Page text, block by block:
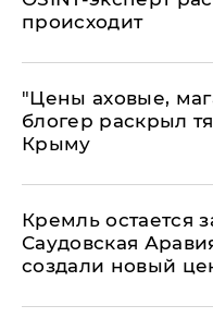
происходит
​"Цены аховые,
блогер раскрыл
Крыму
​Кремль остается
Саудовская
создали новый